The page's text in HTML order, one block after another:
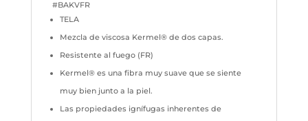
#BAKVFR
TELA
Mezcla de viscosa Kermel® de dos capas.
Resistente al fuego (FR)
Kermel® es una fibra muy suave que se siente
muy bien junto a la piel.
Las propiedades ignífugas inherentes de